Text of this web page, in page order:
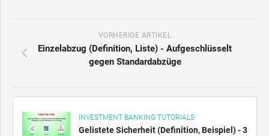
VORHERIGE ARTIKEL
Einzelabzug (Definition, Liste) - Aufgeschlüsselt
gegen Standardabzüge
INVESTMENT BANKING TUTORIALS
Gelistete Sicherheit (Definition, Beispiel) - 3